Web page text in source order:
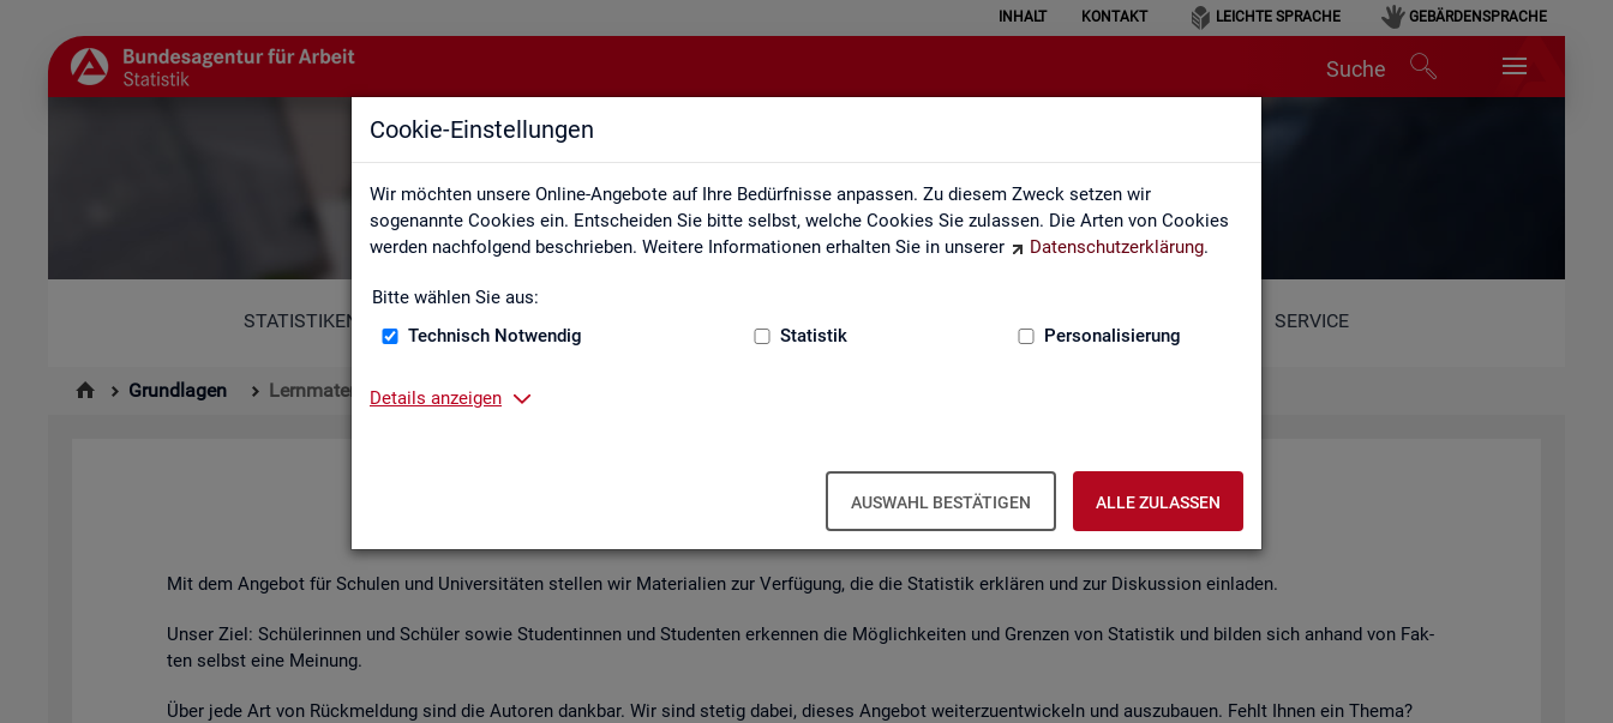
Cookie-Einstellungen
Wir möchten unsere Online-Angebote auf Ihre Bedürfnisse anpassen. Zu diesem Zweck setzen wir
sogenannte Cookies ein. Entscheiden Sie bitte selbst, welche Cookies Sie zulassen. Die Arten von Cookies
werden nachfolgend beschrieben. Weitere Informationen erhalten Sie in unserer
Datenschutzerklärung.
Bitte wählen Sie aus:
Technisch Notwendig
Statistik Personalisierung
Details anzeigen
AUSWAHL BESTÄTIGEN ALLE ZULASSEN
INHALT KONTAKT LEICHTE SPRACHE GEBÄRDENSPRACHE
Suche
Lernmaterialien
STATISTIKEN SERVICE
Grundlagen Lernmaterialien
Lern­ma­te­ria­li­en
An­ge­bo­te für Schu­len und Uni­ver­si­tä­ten
Mit dem An­ge­bot für Schu­len und Uni­ver­si­tä­ten stel­len wir Ma­te­ria­li­en zur Ver­fü­gung, die die Sta­tis­tik er­klä­ren und zur Dis­kus­si­on ein­la­den.
Unser Ziel: Schü­le­rin­nen und Schü­ler sowie Stu­den­tin­nen und Stu­den­ten er­ken­nen die Mög­lich­kei­ten und Gren­zen von Sta­tis­tik und bil­den sich an­hand von Fak­
ten selbst eine Mei­nung.
Über jede Art von Rück­mel­dung sind die Au­to­ren dank­bar. Wir sind ste­tig dabei, die­ses An­ge­bot wei­ter­zu­ent­wi­ckeln und aus­zu­bau­en. Fehlt Ihnen ein Thema?